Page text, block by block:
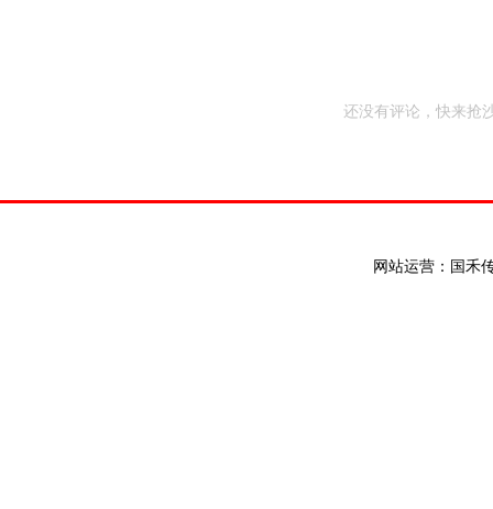
还没有评论，快来抢
网站运营：国禾